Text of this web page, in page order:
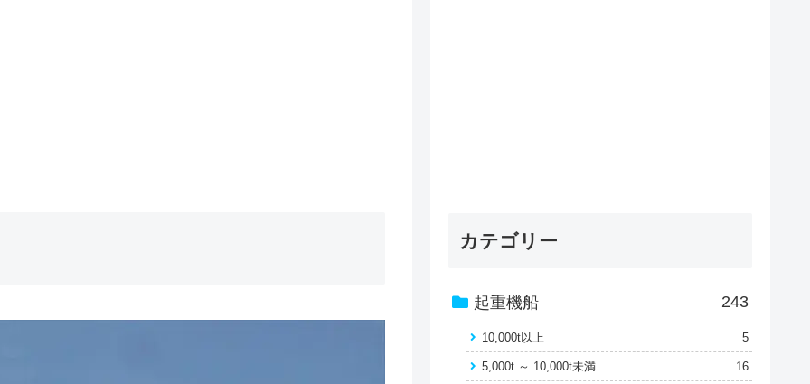
カテゴリー
起重機船 243
10,000t以上 5
5,000t ～ 10,000t未満 16